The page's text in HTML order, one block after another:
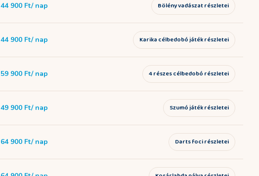
44 900 Ft/ nap Bölény vadászat részletei
44 900 Ft/ nap Karika célbedobó játék részletei
59 900 Ft/ nap 4 részes célbedobó részletei
49 900 Ft/ nap Szumó játék részletei
64 900 Ft/ nap Darts foci részletei